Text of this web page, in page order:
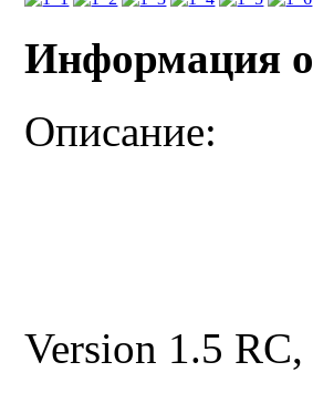
Информация
Описание:
Version 1.5